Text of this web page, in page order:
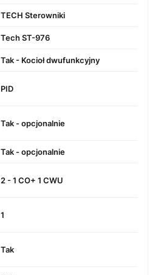
TECH Sterowniki
Tech ST-976
Tak - Kocioł dwufunkcyjny
PID
Tak - opcjonalnie
Tak - opcjonalnie
2 - 1 CO+ 1 CWU
1
Tak